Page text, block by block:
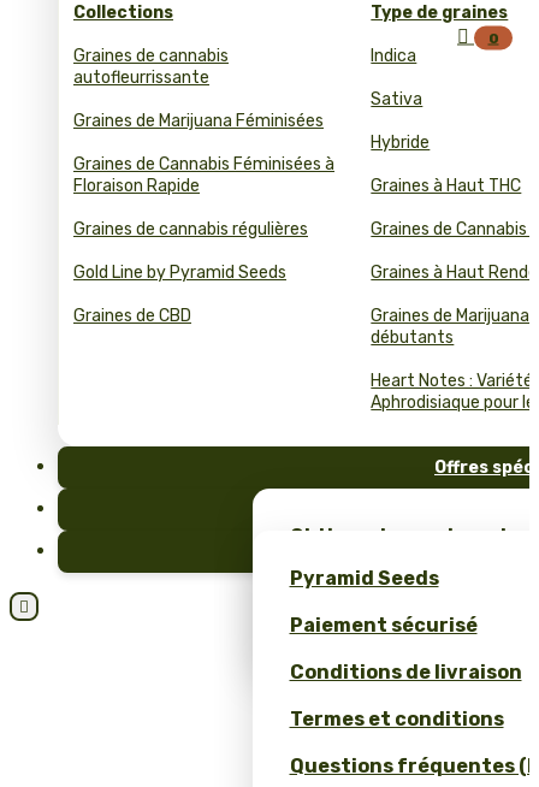
Collections
Graines de cannabis
autofleurrissante
Graines de Marijuana Féminisées
Graines de Cannabis Féminisées à
Floraison Rapide
Graines de cannabis régulières
Gold Line by Pyramid Seeds
Graines de CBD
Type de graines
Indica
Sativa
Hybride
Graines à Haut THC
Graines de Cannabis
Graines à Haut
Graines de Marijuana
débutants
Heart Notes :
Aphrodisiaque pour le
Offres
Obtiens des graines de
Pyramid Seeds !
Obtenez 10 % de
Pyramid Seeds
Paiement sécurisé
Conditions de livraison
Termes et conditions
Questions fréquentes

 0